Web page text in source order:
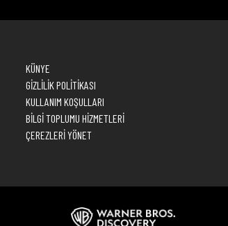
KÜNYE
GİZLİLİK POLİTİKASI
KULLANIM KOŞULLARI
BİLGİ TOPLUMU HİZMETLERİ
ÇEREZLERİ YÖNET